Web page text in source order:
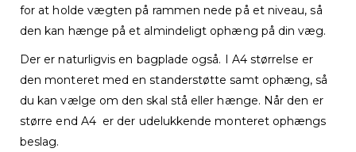
for at holde vægten på rammen nede på et niveau, så
den kan hænge på et almindeligt ophæng på din væg.
Der er naturligvis en bagplade også. I A4 størrelse er
den monteret med en standerstøtte samt ophæng, så
du kan vælge om den skal stå eller hænge. Når den er
større end A4 er der udelukkende monteret ophængs
beslag.